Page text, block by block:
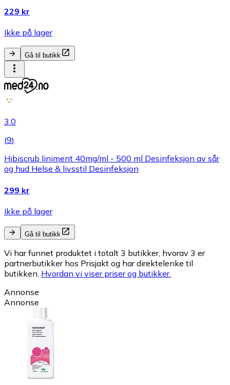
229 kr
Ikke på lager
Gå til butikk
3.0
(9)
Hibiscrub liniment 40mg/ml - 500 ml Desinfeksjon av sår
og hud Helse & livsstil Desinfeksjon
299 kr
Ikke på lager
Gå til butikk
Vi har funnet produktet i totalt 3 butikker, hvorav 3 er
partnerbutikker hos Prisjakt og har direktelenke til
butikken. Hvordan vi viser priser og butikker.
Annonse
Annonse